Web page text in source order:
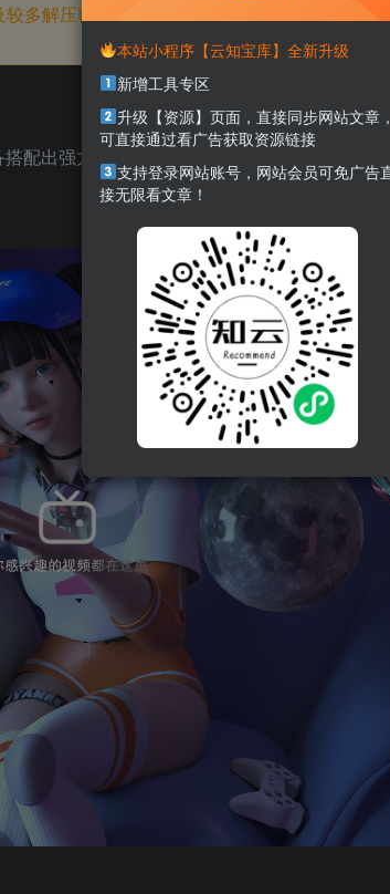
多解压密码，如果你下载的资源需要解压密码
配出强力组合，然后去和其他玩家一较高下！
本站小程序【云知宝库】全新升级
新增工具专区
升级【资源】页面，直接同步网站文章，
可直接通过看广告获取资源链接
支持登录网站账号，网站会员可免广告
接无限看文章！